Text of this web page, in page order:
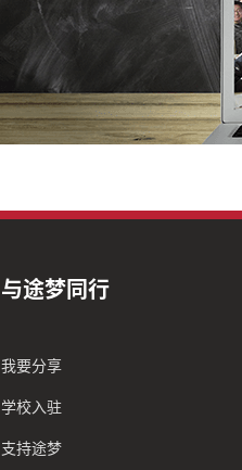
与途梦同行
我要分享
学校入驻
支持途梦